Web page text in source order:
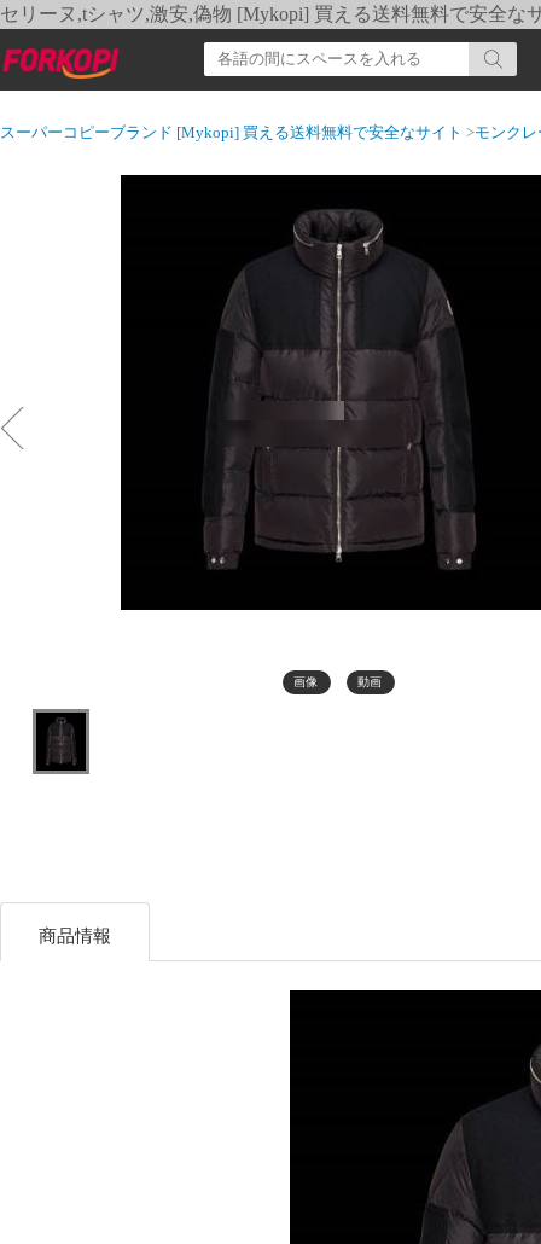
セリーヌ,tシャツ,激安,偽物 [Mykopi] 買える送料無料で安全な
スーパーコピーブランド [Mykopi] 買える送料無料で安全なサイト >モンク
画像 動画
商品情報